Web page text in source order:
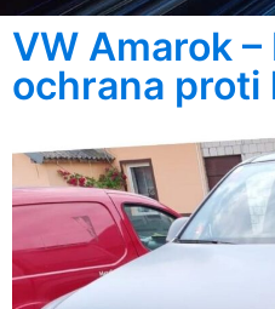
VW Amarok
ochrana proti